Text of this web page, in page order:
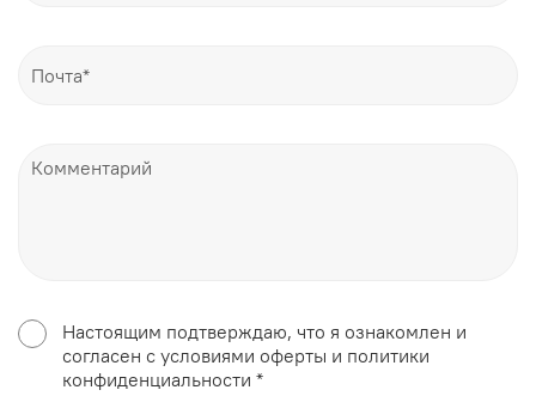
Настоящим подтверждаю, что я ознакомлен и
согласен с условиями оферты и политики
конфиденциальности *